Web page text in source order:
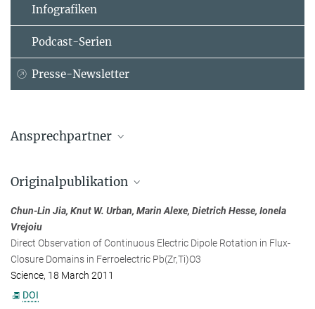
Infografiken
Podcast-Serien
Presse-Newsletter
Ansprechpartner
Max-Planck-Institut für Mikrostrukturphysik, Halle (Saale)
malexe@...
Prof. Dietrich Hesse
Max-Planck-Institut für Mikrostrukturphysik, Halle (Saale)
hesse@...
Originalpublikation
Chun-Lin Jia, Knut W. Urban, Marin Alexe, Dietrich Hesse, Ionela
Vrejoiu
Direct Observation of Continuous Electric Dipole Rotation in Flux-
Closure Domains in Ferroelectric Pb(Zr,Ti)O3
Science, 18 March 2011
DOI